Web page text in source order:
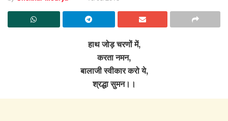
हाथ जोड़ चरणों में,
करता नमन,
बालाजी स्वीकार करो ये,
श्रद्धा सुमन।।